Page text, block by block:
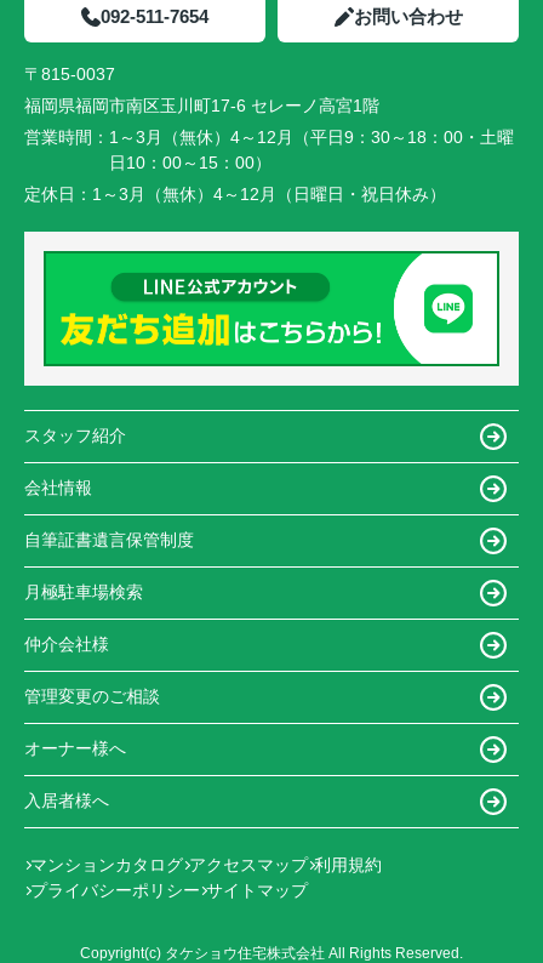
092-511-7654 お問い合わせ
〒815-0037
福岡県福岡市南区玉川町17-6 セレーノ高宮1階
営業時間： 1～3月（無休）4～12月（平日9：30～18：00・土曜
日10：00～15：00）
定休日： 1～3月（無休）4～12月（日曜日・祝日休み）
スタッフ紹介
会社情報
自筆証書遺言保管制度
月極駐車場検索
仲介会社様
管理変更のご相談
オーナー様へ
入居者様へ
マンションカタログ アクセスマップ 利用規約
プライバシーポリシー サイトマップ
Copyright(c) タケショウ住宅株式会社 All Rights Reserved.